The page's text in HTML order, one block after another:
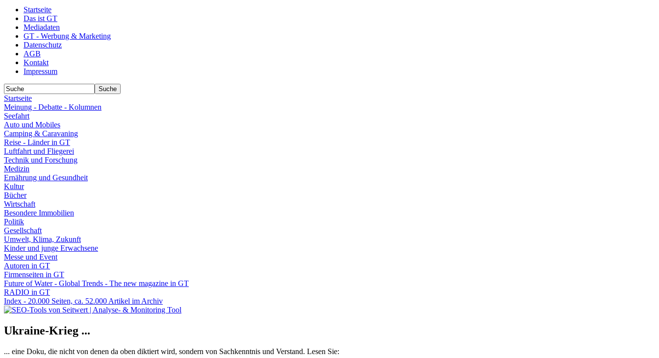
Startseite
Das ist GT
Mediadaten
GT - Werbung & Marketing
Datenschutz
AGB
Kontakt
Impressum
Startseite
Meinung - Debatte - Kolumnen
Seefahrt
Auto und Mobiles
Camping & Caravaning
Reise - Länder in GT
Luftfahrt und Fliegerei
Technik und Forschung
Medizin
Ernährung und Gesundheit
Kultur
Bücher
Wirtschaft
Besondere Immobilien
Politik
Gesellschaft
Umwelt, Klima, Zukunft
Kinder und junge Erwachsene
Messe und Event
Autoren in GT
Firmenseiten in GT
Future of Water - Global Trends - The new magazine in GT
RADIO in GT
Index - 20.000 Seiten, ca. 52.000 Artikel im Archiv
Ukraine-Krieg ...
... eine Doku, die nicht von denen da oben diktiert wird, sondern von Sachkenntnis und Verstand. Lesen Sie: